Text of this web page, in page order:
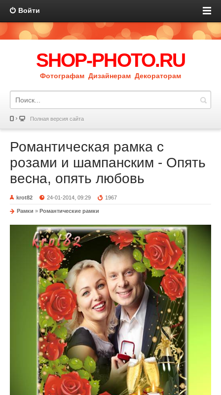
Войти
SHOP-PHOTO.RU
Фотографам Дизайнерам Декораторам
Полная версия сайта
Романтическая рамка с
розами и шампанским - Опять
весна, опять любовь
krot82 24-01-2014, 09:29 1967
Рамки » Романтические рамки